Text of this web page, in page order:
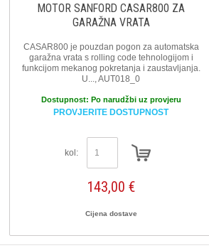
MOTOR SANFORD CASAR800 ZA
GARAŽNA VRATA
CASAR800 je pouzdan pogon za automatska
garažna vrata s rolling code tehnologijom i
funkcijom mekanog pokretanja i zaustavljanja.
U..., AUT018_0
Dostupnost: Po narudžbi uz provjeru
PROVJERITE DOSTUPNOST
kol:
143,00 €
Cijena dostave